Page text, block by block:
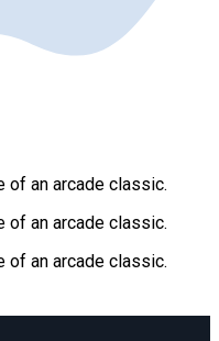
of an arcade classic.
of an arcade classic.
of an arcade classic.